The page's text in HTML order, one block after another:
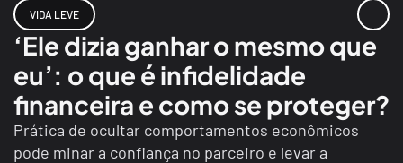
VIDA LEVE
‘Ele dizia ganhar o mesmo que
eu’: o que é infidelidade
financeira e como se proteger?
Prática de ocultar comportamentos econômicos
pode minar a confiança no parceiro e levar a